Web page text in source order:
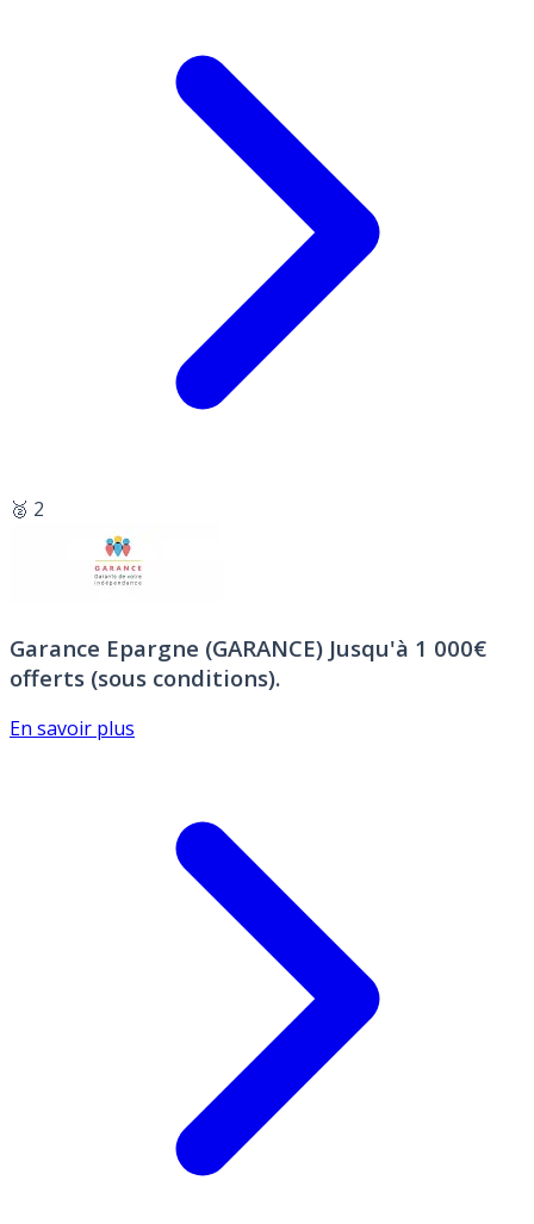
🥈 2
Garance Epargne (GARANCE) Jusqu'à 1 000€
offerts (sous conditions).
En savoir plus